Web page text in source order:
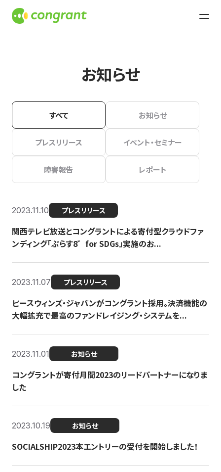
お知らせ
すべて お知らせ
プレスリリース イベント・セミナー
障害報告 レポート
2023.11.10 プレスリリース
関西テレビ放送とコングラントによる寄付型クラウドファ
ンディング「ぷらす8゛for SDGs」実施のお...
2023.11.07 プレスリリース
ピースウィンズ・ジャパンがコングラント採用。決済機能の
大幅拡充で最高のファンドレイジング・システムを...
2023.11.01 お知らせ
コングラントが寄付月間2023のリードパートナーになりま
した
2023.10.19 お知らせ
SOCIALSHIP2023本エントリーの受付を開始しました！